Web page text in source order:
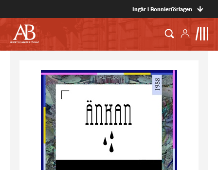
Ingår i Bonnierförlagen